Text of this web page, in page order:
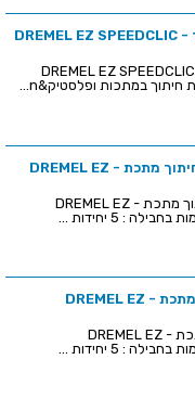
ערכת 10 דיסקיות חיתוך - DREMEL EZ SPEEDCLIC
ערכת 10 דיסקיות חיתוך - DREMEL EZ SPEEDCLIC
חבילת דיסקיות דקות לחיתוך מתכת - DREMEL EZ
חבילת דיסקיות דקות לחיתוך מתכת - DREMEL EZ
חבילת דיסקיות לחיתוך מתכת - DREMEL EZ
חבילת דיסקיות לחיתוך מתכת - DREMEL EZ